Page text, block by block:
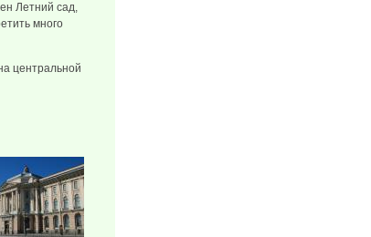
Летний сад,
много
центральной